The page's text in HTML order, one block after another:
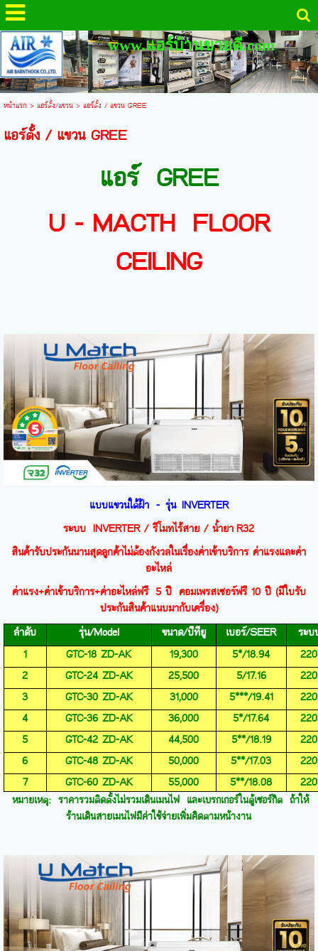
www.แอร์บ้านขายดี.com
หน้าแรก > แอร์ตั้ง/แขวน> แอร์ตั้ง / แขวน GREE
แอร์ตั้ง / แขวน GREE
แอร์ GREE
U - MACTH FLOOR
CEILING
แบบแขวนใต้ฝ้า- รุ่น INVERTER
ระบบ INVERTER / รีโมทไร้สาย / น้ำยาR32
สินค้ารับประกันนานสุดลูกค้าไม่ต้องกังวลในเรื่องค่าเข้าบริการ ค่าแรงและค่า
อะไหล่
ค่าแรง+ค่าเข้าบริการ+ค่าอะไหล่ฟรี 5 ปี คอมเพรสเซอร์ฟรี 10 ปี (มีใบรับ
ประกันสินค้าแนบมากับเครื่อง)
ลำดับ
รุ่น/Model ขนาด/บีทียู เบอร์/SEER
ระบ
1
GTC-18 ZD-AK 19,300 5*/18.94
2
GTC-24 ZD-AK 25,500 5/17.16
3
GTC-30 ZD-AK 31,000 5***/19.41
4
GTC-36 ZD-AK 36,000 5*/17.64
5
GTC-42 ZD-AK 44,500 5**/18.19
6
GTC-48 ZD-AK 50,000 5**/17.03
7
GTC-60 ZD-AK 55,000 5**/18.08
หมายเหตุ: ราคารวมติดตั้งไม่รวมเดินเมนไฟ และเบรกเกอร์ในตู้เซอร์กิต ถ้าให้
ร้านเดินสายเมนไฟมีค่าใช้จ่ายเพิ่มคิดตามหน้างาน